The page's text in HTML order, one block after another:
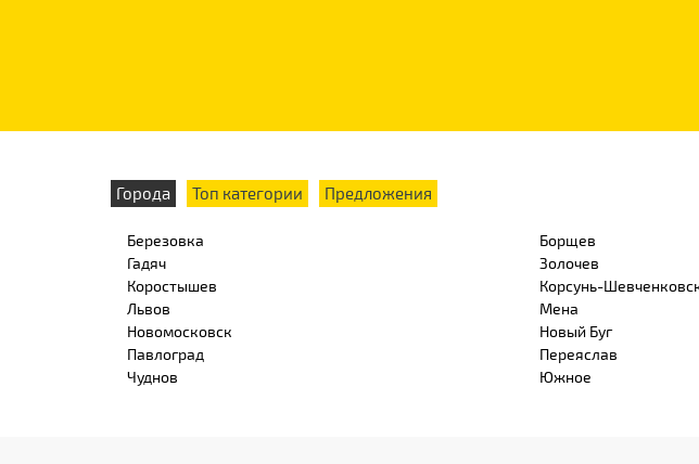
Города Топ категории Предложения
Березовка Борщев
Гадяч
Золочев
Коростышев
Корсунь-
Львов
Мена
Новомосковск
Новый Буг
Павлоград
Переяслав
Чуднов
Южное